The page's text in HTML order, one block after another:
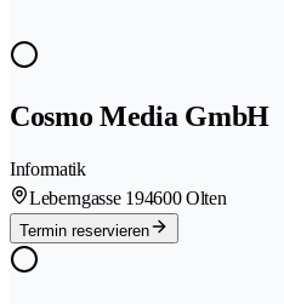
Cosmo Media GmbH
Informatik
Leberngasse 194600 Olten
Termin reservieren